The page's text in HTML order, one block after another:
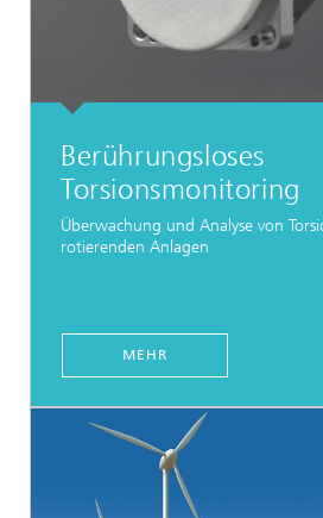
Berührungsloses
Torsionsmonitoring
Überwachung und Analyse von
rotierenden Anlagen
MEHR